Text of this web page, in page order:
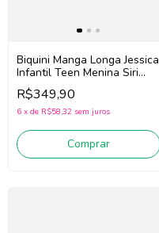
Biquini Manga Longa Jessica
Infantil Teen Menina Siri
Kids Vichy Limão 43246
(Azul/Amarelo)
R$349,90
6 x de R$58,32 sem juros
Comprar